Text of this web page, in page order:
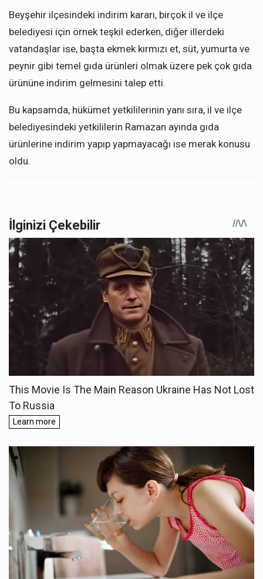
Beyşehir ilçesindeki indirim kararı, birçok il ve ilçe
belediyesi için örnek teşkil ederken, diğer illerdeki
vatandaşlar ise, başta ekmek kırmızı et, süt, yumurta ve
peynir gibi temel gıda ürünleri olmak üzere pek çok gıda
ürününe indirim gelmesini talep etti.
Bu kapsamda, hükümet yetkililerinin yanı sıra, il ve ilçe
belediyesindeki yetkililerin Ramazan ayında gıda
ürünlerine indirim yapıp yapmayacağı ise merak konusu
oldu.